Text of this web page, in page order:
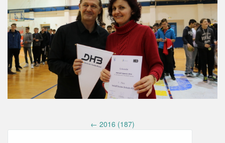
navigation
← 2016 (187)